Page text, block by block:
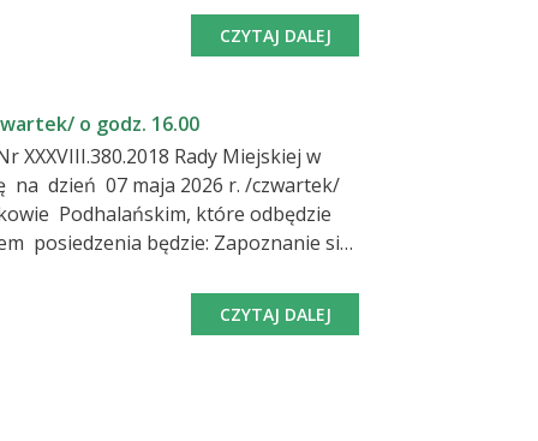
2 m dla strony prawej i lewej liczonych od osi toru. Prace wyk
CZYTAJ DALEJ
o godz. 16.00
Rady Miejskiej w
o stanie mienia Gminy Maków
CZYTAJ DALEJ